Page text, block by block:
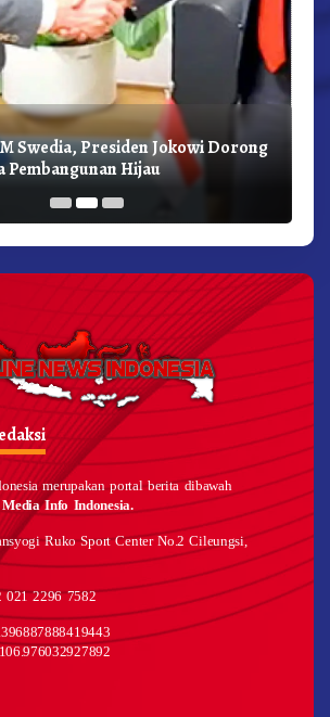
Swedia, Presiden Jokowi Dorong
Pembangunan Hijau
merupakan portal berita dibawah
Info Indonesia.
Ruko Sport Center No.2 Cileungsi,
021 2296 7582